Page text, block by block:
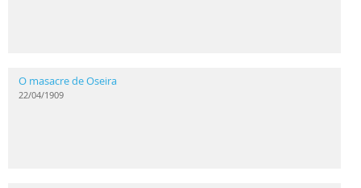
O masacre de Oseira
22/04/1909